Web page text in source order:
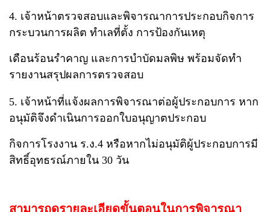
4. เจ้าหน้าตรวจสอบและพิจารณาการประกอบกิจการ
กระบวนการผลิต ทำเลที่ตั้ง การป้องกันเหตุ
เดือนร้อนรำคาญ และการบำบัดมลพิษ พร้อมจัดทำ
รายงานสรุปผลการตรวจสอบ
5. เจ้าหน้าที่แจ้งผลการพิจารณาต่อผู้ประกอบการ หาก
อนุมัติจึงดำเนินการออกใบอนุญาตประกอบ
กิจการโรงงาน ร.ง.4 หรือหากไม่อนุมัติผู้ประกอบการมี
สิทธิ์อุทธรณ์ภายใน 30 วัน
สามารถดูรายละเอียดขั้นตอนในการพิจารณา